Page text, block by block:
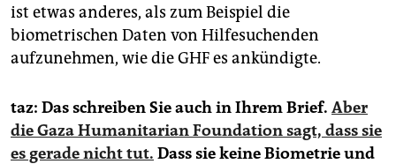
ist etwas anderes, als zum Beispiel die
biometrischen Daten von Hilfesuchenden
aufzunehmen, wie die GHF es ankündigte.
taz: Das schreiben Sie auch in Ihrem Brief. Aber
die Gaza Humanitarian Foundation sagt, dass sie
es gerade nicht tut. Dass sie keine Biometrie und